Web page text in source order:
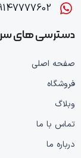
دسترسی های
صفحه اصلی
فروشگاه
وبلاگ
تماس با ما
درباره ما